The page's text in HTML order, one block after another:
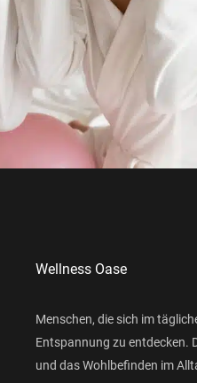
Wellness Oase
Menschen, die sich im
Entspannung zu entdecken.
und das Wohlbefinden im